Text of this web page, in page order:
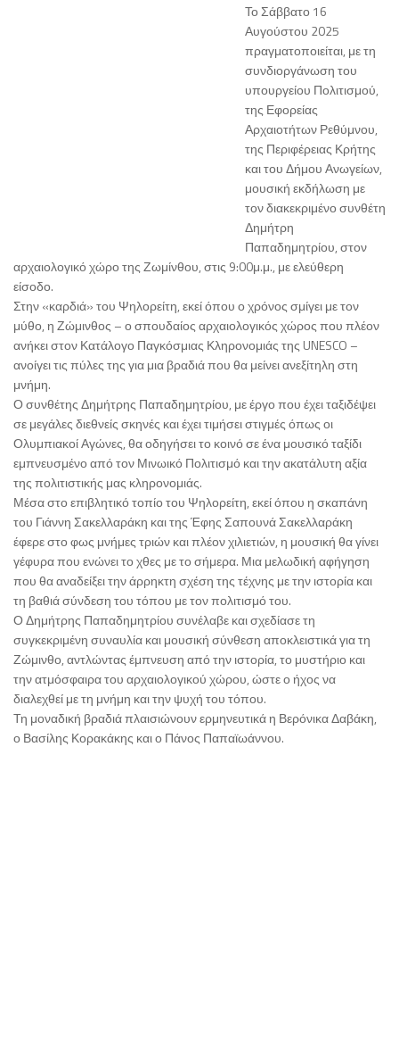
Το Σάββατο 16
Αυγούστου 2025
πραγματοποιείται, με τη
συνδιοργάνωση του
υπουργείου Πολιτισμού,
της Εφορείας
Αρχαιοτήτων Ρεθύμνου,
της Περιφέρειας Κρήτης
και του Δήμου Ανωγείων,
μουσική εκδήλωση με
τον διακεκριμένο συνθέτη
Δημήτρη
Παπαδημητρίου, στον
αρχαιολογικό χώρο της Ζωμίνθου, στις 9:00μ.μ., με ελεύθερη
είσοδο.
Στην «καρδιά» του Ψηλορείτη, εκεί όπου ο χρόνος σμίγει με τον
μύθο, η Ζώμινθος – ο σπουδαίος αρχαιολογικός χώρος που πλέον
ανήκει στον Κατάλογο Παγκόσμιας Κληρονομιάς της UNESCO –
ανοίγει τις πύλες της για μια βραδιά που θα μείνει ανεξίτηλη στη
μνήμη.
Ο συνθέτης Δημήτρης Παπαδημητρίου, με έργο που έχει ταξιδέψει
σε μεγάλες διεθνείς σκηνές και έχει τιμήσει στιγμές όπως οι
Ολυμπιακοί Αγώνες, θα οδηγήσει το κοινό σε ένα μουσικό ταξίδι
εμπνευσμένο από τον Μινωικό Πολιτισμό και την ακατάλυτη αξία
της πολιτιστικής μας κληρονομιάς.
Μέσα στο επιβλητικό τοπίο του Ψηλορείτη, εκεί όπου η σκαπάνη
του Γιάννη Σακελλαράκη και της Έφης Σαπουνά Σακελλαράκη
έφερε στο φως μνήμες τριών και πλέον χιλιετιών, η μουσική θα γίνει
γέφυρα που ενώνει το χθες με το σήμερα. Μια μελωδική αφήγηση
που θα αναδείξει την άρρηκτη σχέση της τέχνης με την ιστορία και
τη βαθιά σύνδεση του τόπου με τον πολιτισμό του.
Ο Δημήτρης Παπαδημητρίου συνέλαβε και σχεδίασε τη
συγκεκριμένη συναυλία και μουσική σύνθεση αποκλειστικά για τη
Ζώμινθο, αντλώντας έμπνευση από την ιστορία, το μυστήριο και
την ατμόσφαιρα του αρχαιολογικού χώρου, ώστε ο ήχος να
διαλεχθεί με τη μνήμη και την ψυχή του τόπου.
Τη μοναδική βραδιά πλαισιώνουν ερμηνευτικά η Βερόνικα Δαβάκη,
ο Βασίλης Κορακάκης και ο Πάνος Παπαϊωάννου.